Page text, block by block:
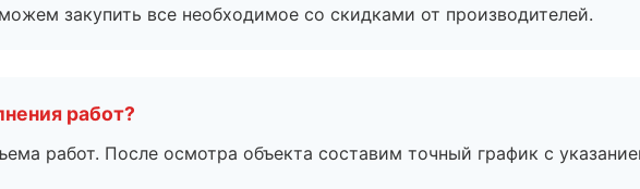
закупить все необходимое со скидками от производителей.
работ?
работ. После осмотра объекта составим точный график с